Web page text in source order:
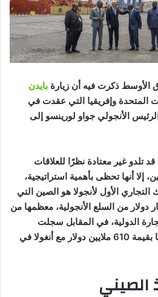
الأوسط ذكرت فيه أن زيارة بايدن
المتحدة وإفريقيا التي عقدت في
زيارة الرئيس الأنجولي جواو لورينسو إلى
تلدو غير معتادة نظرًا للعلاقات
إلا أنها تحظى بأهمية استراتيجية،
الشريك التجاري الأول لأنجولا هو الصين التي
ما يزيد عن 18 مليار دولار من السلع الأنجولية، معظمها من
الدولية، في المقابل سجلت
الولايات المتحدة عجزًا تجاريًا بقيمة 610 ملايين دولار مع أنغولا في
الصيني